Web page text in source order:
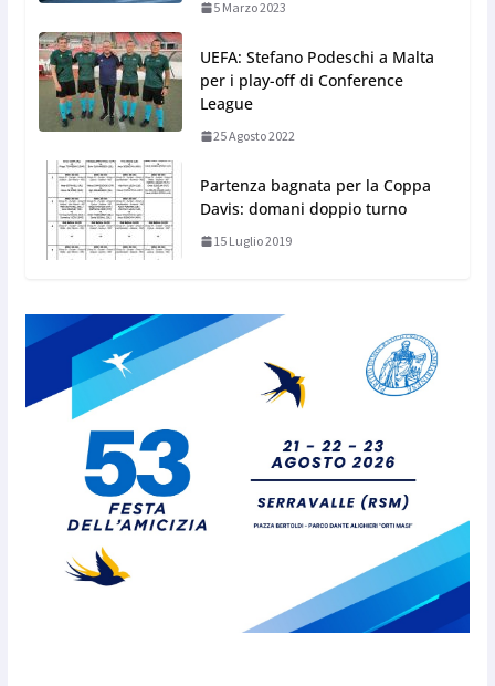
5 Marzo 2023
UEFA: Stefano Podeschi a Malta
per i play-off di Conference
League
25 Agosto 2022
Partenza bagnata per la Coppa
Davis: domani doppio turno
15 Luglio 2019